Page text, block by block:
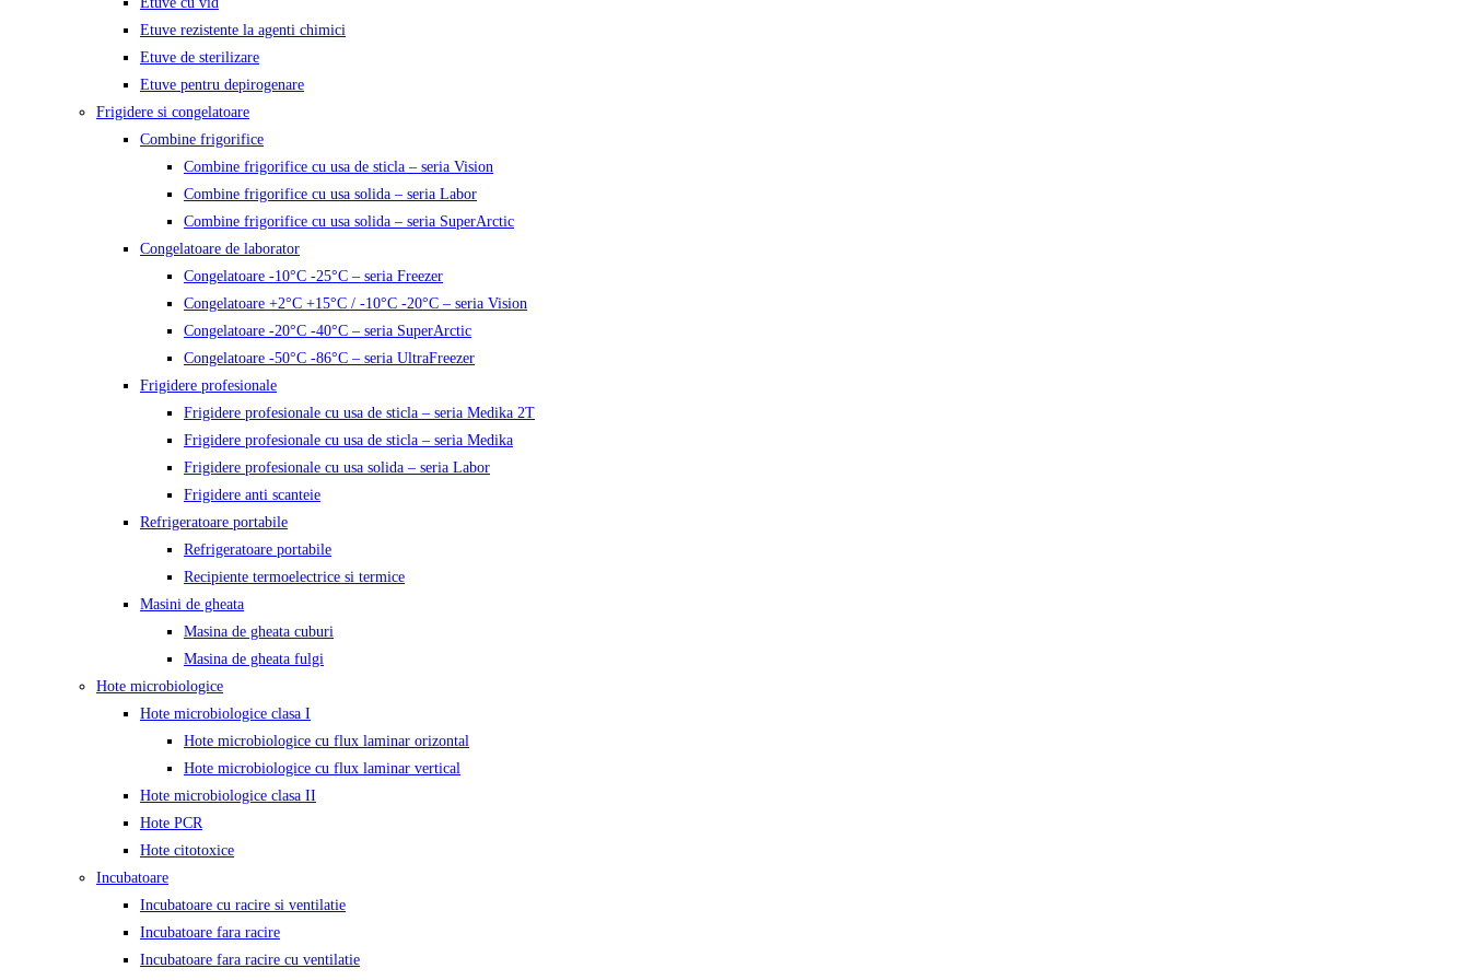
Etuve rezistente la agenti chimici
Etuve de sterilizare
Etuve pentru depirogenare
Frigidere si congelatoare
Combine frigorifice
Combine frigorifice cu usa de sticla – seria Vision
Combine frigorifice cu usa solida – seria Labor
Combine frigorifice cu usa solida – seria SuperArctic
Congelatoare de laborator
Congelatoare -10°C -25°C – seria Freezer
Congelatoare +2°C +15°C / -10°C -20°C – seria Vision
Congelatoare -20°C -40°C – seria SuperArctic
Congelatoare -50°C -86°C – seria UltraFreezer
Frigidere profesionale
Frigidere profesionale cu usa de sticla – seria Medika 2T
Frigidere profesionale cu usa de sticla – seria Medika
Frigidere profesionale cu usa solida – seria Labor
Frigidere anti scanteie
Refrigeratoare portabile
Refrigeratoare portabile
Recipiente termoelectrice si termice
Masini de gheata
Masina de gheata cuburi
Masina de gheata fulgi
Hote microbiologice
Hote microbiologice clasa I
Hote microbiologice cu flux laminar orizontal
Hote microbiologice cu flux laminar vertical
Hote microbiologice clasa II
Hote PCR
Hote citotoxice
Incubatoare
Incubatoare cu racire si ventilatie
Incubatoare fara racire
Incubatoare fara racire cu ventilatie